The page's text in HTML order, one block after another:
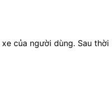
của người dùng. Sau thời